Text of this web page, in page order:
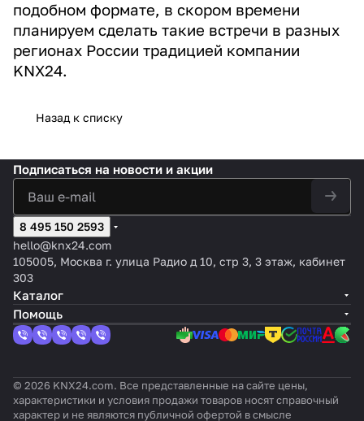
подобном формате, в скором времени
планируем сделать такие встречи в разных
регионах России традицией компании
KNX24.
Назад к списку
Подписаться на новости и акции
8 495 150 2593
hello@knx24.com
105005, Москва г. улица Радио д 10, стр 3, 3 этаж, кабинет
303
Каталог
Помощь
© 2026 KNX24.com. Все представленные на сайте цены,
характеристики и условия продажи товаров носят справочный
характер и не являются публичной офертой в смысле